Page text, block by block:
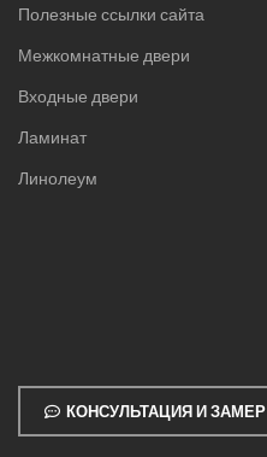
Полезные ссылки сайта
Межкомнатные двери
Входные двери
Ламинат
Линолеум
КОНСУЛЬТАЦИЯ И ЗАМЕР